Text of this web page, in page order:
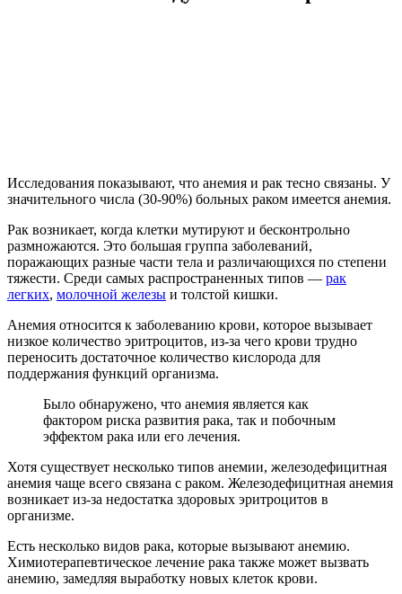
Исследования показывают, что анемия и рак тесно связаны. У
значительного числа (30-90%) больных раком имеется анемия.
Рак возникает, когда клетки мутируют и бесконтрольно
размножаются. Это большая группа заболеваний,
поражающих разные части тела и различающихся по степени
тяжести. Среди самых распространенных типов — рак
легких, молочной железы и толстой кишки.
Анемия относится к заболеванию крови, которое вызывает
низкое количество эритроцитов, из-за чего крови трудно
переносить достаточное количество кислорода для
поддержания функций организма.
Было обнаружено, что анемия является как
фактором риска развития рака, так и побочным
эффектом рака или его лечения.
Хотя существует несколько типов анемии, железодефицитная
анемия чаще всего связана с раком. Железодефицитная анемия
возникает из-за недостатка здоровых эритроцитов в
организме.
Есть несколько видов рака, которые вызывают анемию.
Химиотерапевтическое лечение рака также может вызвать
анемию, замедляя выработку новых клеток крови.